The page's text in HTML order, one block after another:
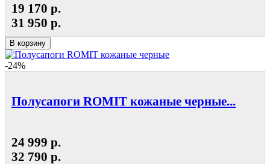
19 170 р.
31 950 р.
В корзину
-24%
Полусапоги ROMIT кожаные черные...
24 999 р.
32 790 р.